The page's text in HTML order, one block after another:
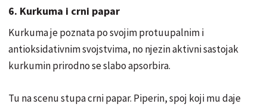
6. Kurkuma i crni papar
Kurkuma je poznata po svojim protuupalnim i
antioksidativnim svojstvima, no njezin aktivni sastojak
kurkumin prirodno se slabo apsorbira.
Tu na scenu stupa crni papar. Piperin, spoj koji mu daje